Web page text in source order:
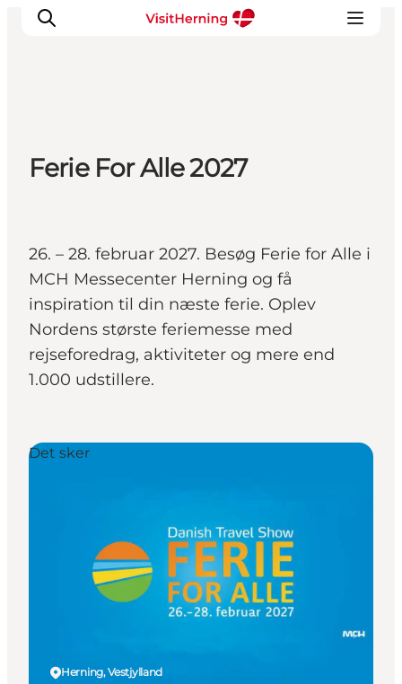
Det sker
Spis, drik og shop
Find vej
Sov godt
Book overnatning
Ferie For Alle 2027
26. – 28. februar 2027. Besøg Ferie for Alle i
MCH Messecenter Herning og få
inspiration til din næste ferie. Oplev
Nordens største feriemesse med
rejseforedrag, aktiviteter og mere end
1.000 udstillere.
Herning, Vestjylland
Det sker